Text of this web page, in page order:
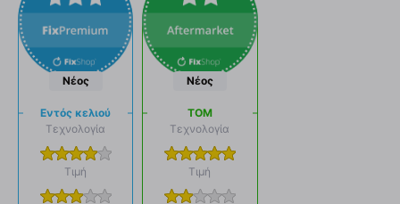
Νέος
Εντός κελιού
Τεχνολογία
Τιμή
Νέος
ΤΟΜ
Τεχνολογία
Τιμή